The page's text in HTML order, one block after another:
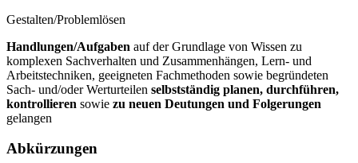
Gestalten/Problemlösen
Handlungen/Aufgaben auf der Grundlage von Wissen zu
komplexen Sachverhalten und Zusammenhängen, Lern- und
Arbeitstechniken, geeigneten Fachmethoden sowie begründeten
Sach- und/oder Werturteilen selbstständig planen, durchführen,
kontrollieren sowie zu neuen Deutungen und Folgerungen
gelangen
Abkürzungen